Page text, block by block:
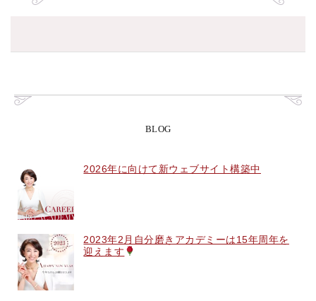
BLOG
2026年に向けて新ウェブサイト構築中
2023年2月自分磨きアカデミーは15年周年を
迎えます